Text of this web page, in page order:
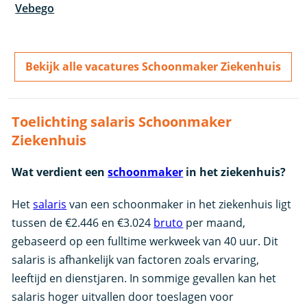
Vebego
Bekijk alle vacatures Schoonmaker Ziekenhuis
Toelichting salaris Schoonmaker
Ziekenhuis
Wat verdient eenschoonmaker in het ziekenhuis?
Hetsalaris van een schoonmaker in het ziekenhuis ligt
tussen de €2.446 en €3.024 bruto per maand,
gebaseerd op een fulltime werkweek van 40 uur. Dit
salaris is afhankelijk van factoren zoals ervaring,
leeftijd en dienstjaren. In sommige gevallen kan het
salaris hoger uitvallen door toeslagen voor